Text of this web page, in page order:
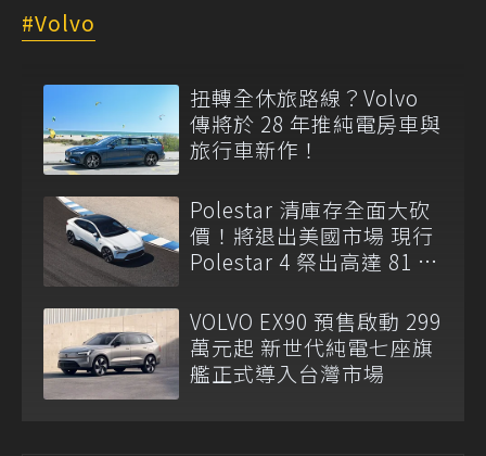
Volvo
扭轉全休旅路線？Volvo
傳將於 28 年推純電房車與
旅行車新作！
Polestar 清庫存全面大砍
價！將退出美國市場 現行
Polestar 4 祭出高達 81 萬
VOLVO EX90 預售啟動 299
萬元起 新世代純電七座旗
艦正式導入台灣市場